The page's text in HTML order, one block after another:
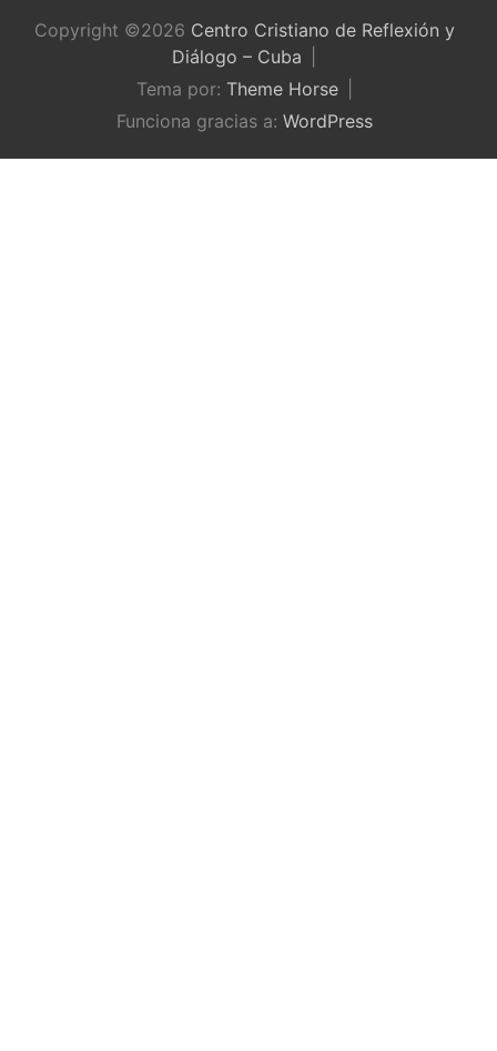
Copyright ©2026 Centro Cristiano de Reflexión y
Diálogo – Cuba
Tema por: Theme Horse
Funciona gracias a: WordPress